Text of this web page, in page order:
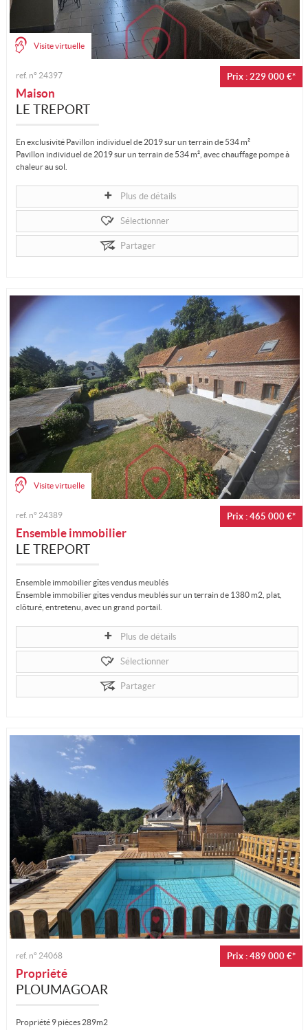
Visite virtuelle
Prix : 229 000 €*
ref. n° 24397
Maison
LE TREPORT
En exclusivité Pavillon individuel de 2019 sur un terrain de 534 m²
Pavillon individuel de 2019 sur un terrain de 534 m², avec chauffage pompe à
chaleur au sol.
Au rez-de-chaussée, vous trouverez une pièce de vie...
Plus de détails
Sélectionner
Partager
Visite virtuelle
Prix : 465 000 €*
ref. n° 24389
Ensemble immobilier
LE TREPORT
Ensemble immobilier gîtes vendus meublés
Ensemble immobilier gîtes vendus meublés sur un terrain de 1380 m2, plat,
clôturé, entretenu, avec un grand portail.
Plus de détails
Sélectionner
Partager
Prix : 489 000 €*
ref. n° 24068
Propriété
PLOUMAGOAR
Propriété 9 pièces 289m2